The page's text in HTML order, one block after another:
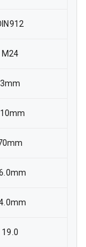
M24
3mm
19.0